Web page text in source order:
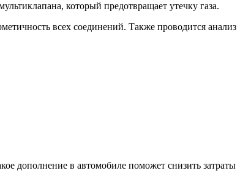
который предотвращает утечку газа.
всех соединений. Также проводится анализ
дополнение в автомобиле поможет снизить затраты